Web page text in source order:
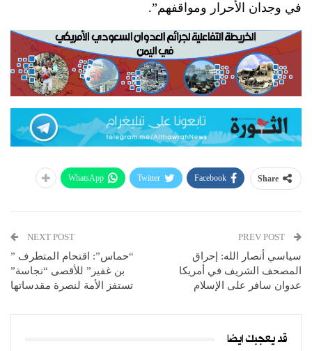
في وجدان الأحرار ومواقفهم”.
Share
Facebook
Twitter
WhatsApp
سياسي أنصار الله: إحراق
المصحف الشريف في أمريكا
عدوان سافر على الإسلام
NEXT POST
“حماس”: اقتحام المتطرف ”
بن غفير” للأقصى “نجاسة”
تستفز الأمة لنصرة مقدساتها
قد يعجبك ايضا